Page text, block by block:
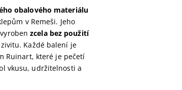
obalového materiálu
v Remeši. Jeho
vyrobenzcela bez použití
Každé balení je
Ruinart, které je pečetí
vkusu, udržitelnosti a